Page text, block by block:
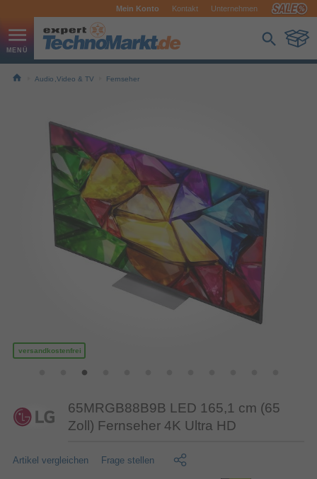
Mein Konto Kontakt Unternehmen
Audio,Video & TV Fernseher
versandkostenfrei
65MRGB88B9B LED 165,1 cm (65
Zoll) Fernseher 4K Ultra HD
Artikel vergleichen Frage stellen